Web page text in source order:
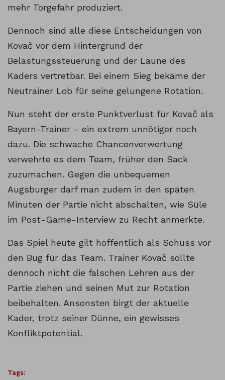
mehr Torgefahr produziert.
Dennoch sind alle diese Entscheidungen von
Kovač vor dem Hintergrund der
Belastungssteuerung und der Laune des
Kaders vertretbar. Bei einem Sieg bekäme der
Neutrainer Lob für seine gelungene Rotation.
Nun steht der erste Punktverlust für Kovač als
Bayern-Trainer – ein extrem unnötiger noch
dazu. Die schwache Chancenverwertung
verwehrte es dem Team, früher den Sack
zuzumachen. Gegen die unbequemen
Augsburger darf man zudem in den späten
Minuten der Partie nicht abschalten, wie Süle
im Post-Game-Interview zu Recht anmerkte.
Das Spiel heute gilt hoffentlich als Schuss vor
den Bug für das Team. Trainer Kovač sollte
dennoch nicht die falschen Lehren aus der
Partie ziehen und seinen Mut zur Rotation
beibehalten. Ansonsten birgt der aktuelle
Kader, trotz seiner Dünne, ein gewisses
Konfliktpotential.
Tags: